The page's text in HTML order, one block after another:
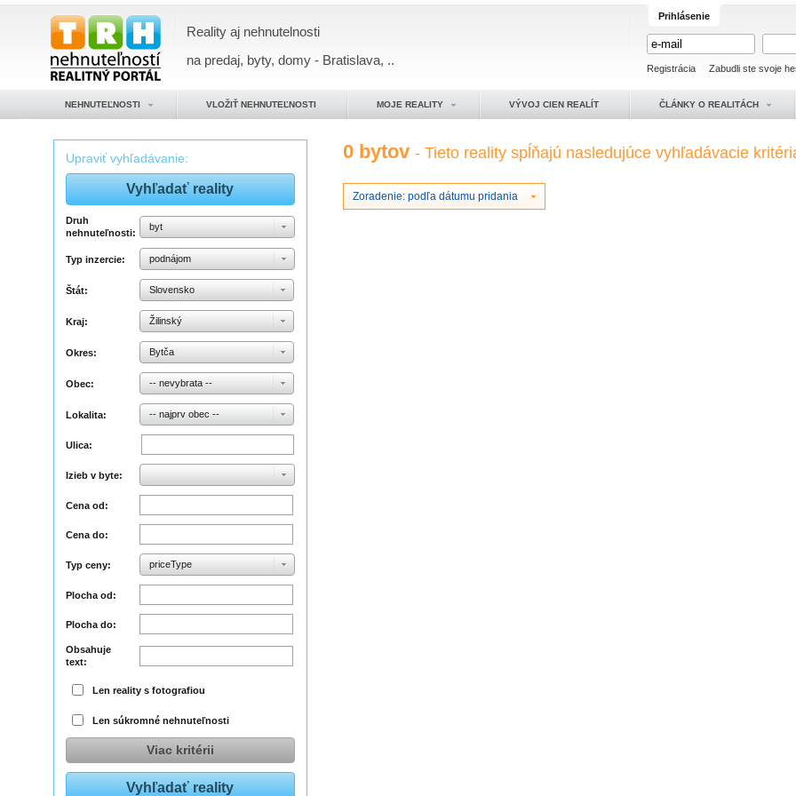
Reality aj nehnutelnosti
na predaj, byty, domy - Bratislava, ..
Prihlásenie
Registrácia Zabudli ste svoje
NEHNUTEĽNOSTI VLOŽIŤ NEHNUTEĽNOSTI MOJE REALITY VÝVOJ CIEN REALÍT ČLÁNKY O REALITÁCH
Upraviť vyhľadávanie:
Druh
nehnuteľnosti:
byt
Typ inzercie: podnájom
Štát: Slovensko
Kraj: Žilinský
Okres: Bytča
Obec: -- nevybrata --
Lokalita: -- najprv obec --
Ulica:
Izieb v byte:
Cena od:
Cena do:
Typ ceny: priceType
Plocha od:
Plocha do:
Obsahuje
text:
Len reality s fotografiou
Len súkromné nehnuteľnosti
Viac kritérii
0 bytov- Tieto reality spĺňajú nasledujúce vyhľadávacie
Zoradenie: podľa dátumu pridania